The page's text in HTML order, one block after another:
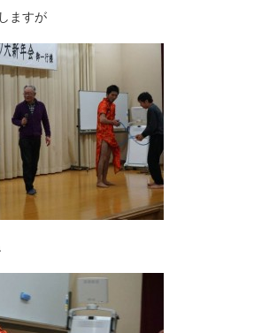
ますが